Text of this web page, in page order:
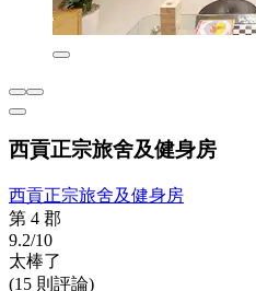
西貢正宗旅舍及健身房
西貢正宗旅舍及健身房
第 4 郡
9.2/10
太棒了
(15 則評論)